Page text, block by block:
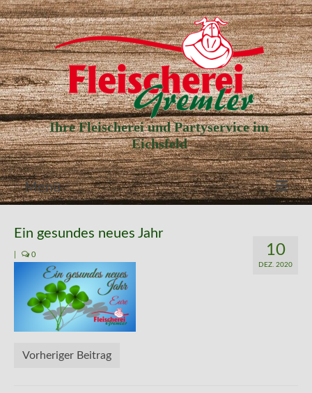
Ihre Fleischerei und Partyservice im
Eichsfeld
Menü
Unser Laden
Unsere Geschichte
Kontakt
10
DEZ. 2020
Ein gesundes neues Jahr
0
Vorheriger Beitrag